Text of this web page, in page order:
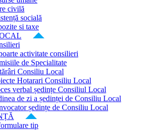
civilă
socială
si taxe
activitate consilieri
de Specialitate
Consiliu Local
Hotarari Consiliu Local
verbal ședințe Consiliul Local
de zi a ședinței de Consiliu Local
ședințe de Consiliu Local
tip